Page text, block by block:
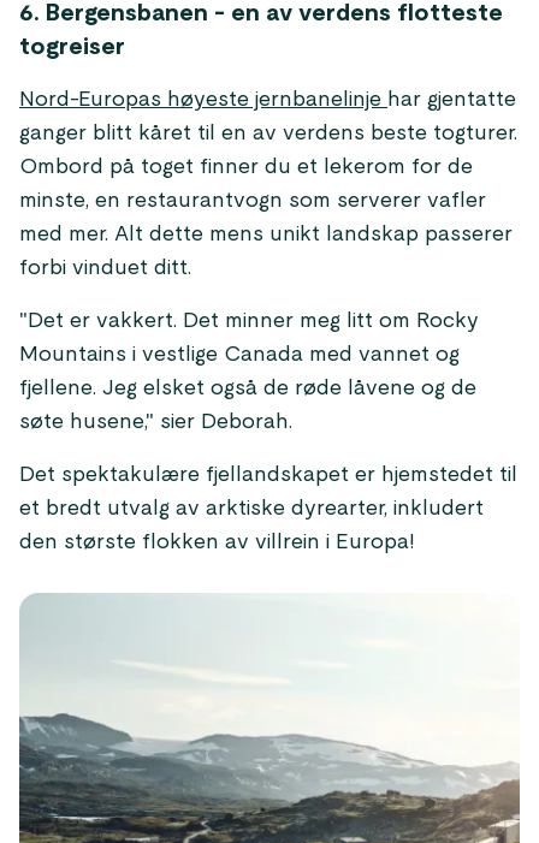
6. Bergensbanen - en av verdens flotteste
togreiser
Nord-Europas høyeste jernbanelinje har gjentatte
ganger blitt kåret til en av verdens beste togturer.
Ombord på toget finner du et lekerom for de
minste, en restaurantvogn som serverer vafler
med mer. Alt dette mens unikt landskap passerer
forbi vinduet ditt.
"Det er vakkert. Det minner meg litt om Rocky
Mountains i vestlige Canada med vannet og
fjellene. Jeg elsket også de røde låvene og de
søte husene," sier Deborah.
Det spektakulære fjellandskapet er hjemstedet til
et bredt utvalg av arktiske dyrearter, inkludert
den største flokken av villrein i Europa!